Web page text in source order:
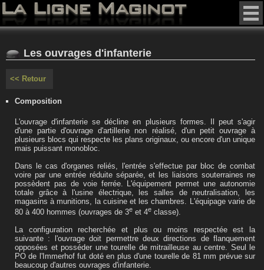
Les ouvrages d'infanterie
<< Retour
Composition
L'ouvrage d'infanterie se décline en plusieurs formes. Il peut s'agir
d'une partie d'ouvrage d'artillerie non réalisé, d'un petit ouvrage à
plusieurs blocs qui respecte les plans originaux, ou encore d'un unique
mais puissant monobloc.
Dans le cas d'organes reliés, l'entrée s'effectue par bloc de combat
voire par une entrée réduite séparée, et les liaisons souterraines ne
possèdent pas de voie ferrée. L'équipement permet une autonomie
totale grâce à l'usine électrique, les salles de neutralisation, les
magasins à munitions, la cuisine et les chambres. L'équipage varie de
80 à 400 hommes (ouvrages de 3e et 4e classe).
La configuration recherchée et plus ou moins respectée est la
suivante : l'ouvrage doit permettre deux directions de flanquement
opposées et posséder une tourelle de mitrailleuse au centre. Seul le
PO de l'Immerhof fut doté en plus d'une tourelle de 81 mm prévue sur
beaucoup d'autres ouvrages d'infanterie.